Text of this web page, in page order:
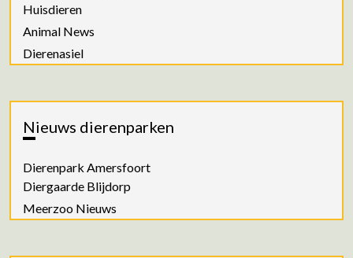
Huisdieren
Animal News
Dierenasiel
Nieuws dierenparken
Dierenpark Amersfoort
Diergaarde Blijdorp
Meerzoo Nieuws